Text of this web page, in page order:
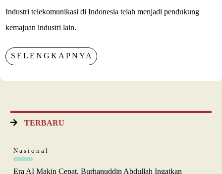
Industri telekomunikasi di Indonesia telah menjadi pendukung
kemajuan industri lain.
SELENGKAPNYA
TERBARU
Nasional
Era AI Makin Cepat, Burhanuddin Abdullah Ingatkan